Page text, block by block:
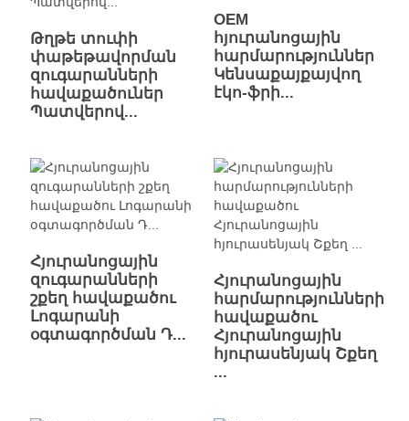
Թղթե տուփի
փաթեթավորման
զուգարանների
հավաքածուներ
Պատվերով...
OEM
հյուրանոցային
հարմարություններ
Կենսաքայքայվող
էկո-ֆրի...
Հյուրանոցային
զուգարանների
շքեղ հավաքածու
Լոգարանի
օգտագործման Դ...
Հյուրանոցային
հարմարությունների
հավաքածու
Հյուրանոցային
հյուրասենյակ Շքեղ
...